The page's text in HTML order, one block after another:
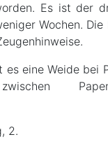
Es ist der
Wochen.
eine Weide bei
2.